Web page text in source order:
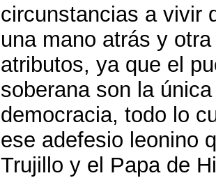
circunstancias a vivir
una mano atrás y
atributos, ya que el
soberana son la
democracia, todo lo
ese adefesio leonino
Trujillo y el Papa de